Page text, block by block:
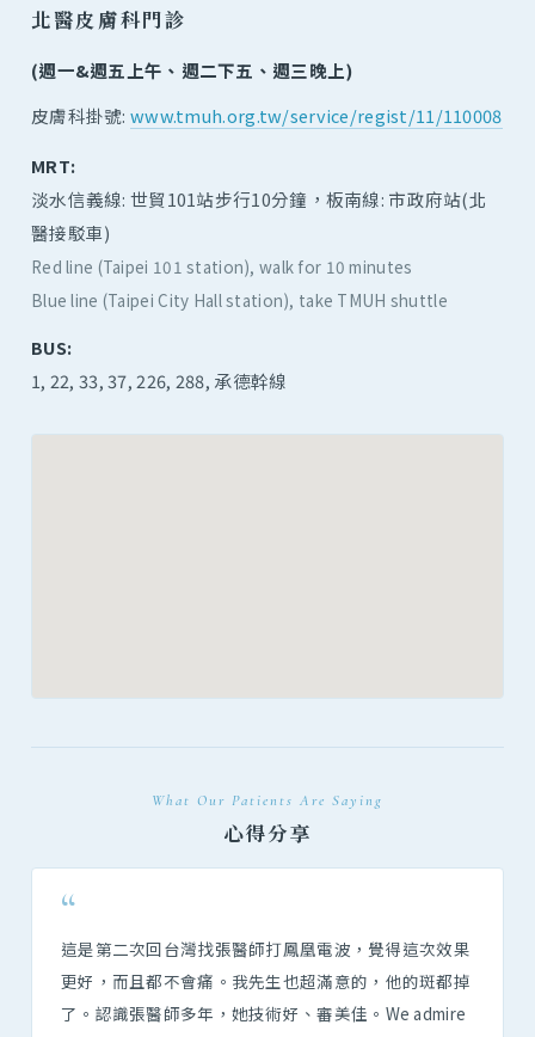
北醫皮膚科門診
(週一&週五上午、週二下五、週三晚上)
皮膚科掛號:www.tmuh.org.tw/service/regist/11/110008
MRT:
淡水信義線: 世貿101站步行10分鐘，板南線: 市政府站(北
醫接駁車)
Red line (Taipei 101 station), walk for 10 minutes
Blue line (Taipei City Hall station), take TMUH shuttle
BUS:
1, 22, 33, 37, 226, 288, 承德幹線
What Our Patients Are Saying
心得分享
“
這是第二次回台灣找張醫師打鳳凰電波，覺得這次效果
更好，而且都不會痛。我先生也超滿意的，他的斑都掉
了。認識張醫師多年，她技術好、審美佳。We admire